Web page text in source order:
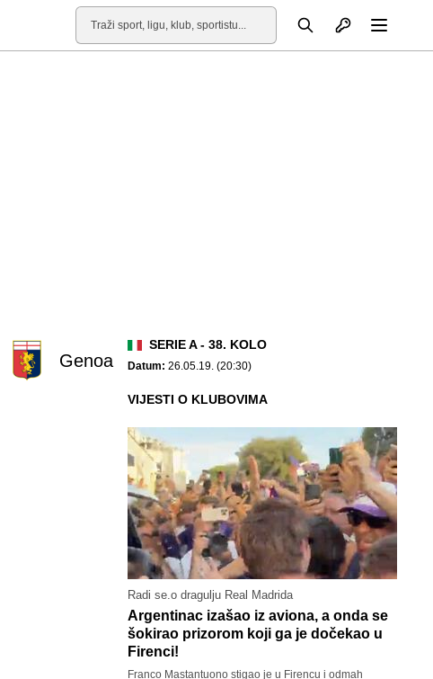
Pretraga Otvori profil
Genoa
SERIE A - 38. KOLO
Datum: 26.05.19. (20:30)
VIJESTI O KLUBOVIMA
Radi se.o dragulju Real Madrida
Argentinac izašao iz aviona, a onda se
šokirao prizorom koji ga je dočekao u
Firenci!
Franco Mastantuono stigao je u Firencu i odmah